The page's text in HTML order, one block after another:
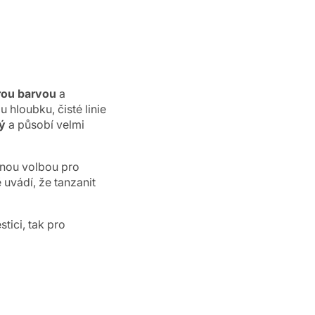
barvou a
hloubku, čisté linie
a působí velmi
volbou pro
že tanzanit
tak pro